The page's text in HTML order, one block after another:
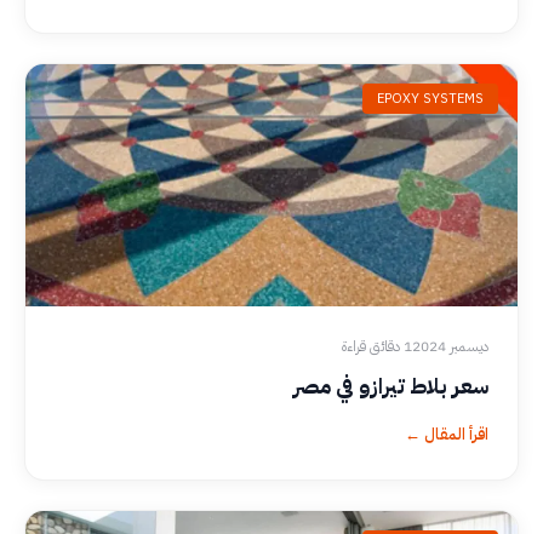
EPOXY SYSTEMS
ديسمبر 2024 1 دقائق قراءة
سعر بلاط تيرازو في مصر
اقرأ المقال ←